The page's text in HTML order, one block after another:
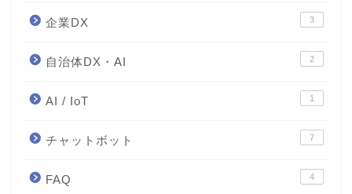
企業DX 3
自治体DX・AI 2
AI / IoT 1
チャットボット 7
FAQ 4